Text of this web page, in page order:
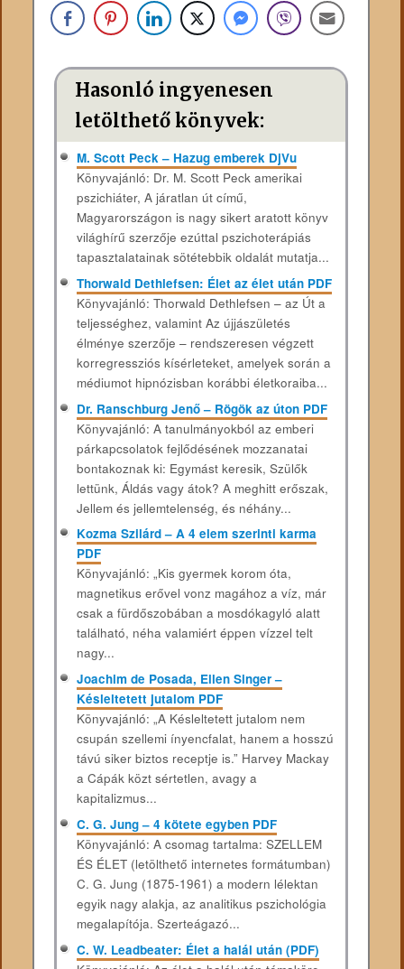
Hasonló ingyenesen
letölthető könyvek:
M. Scott Peck – Hazug emberek DjVu
Könyvajánló: Dr. M. Scott Peck amerikai
pszichiáter, A járatlan út című,
Magyarországon is nagy sikert aratott könyv
világhírű szerzője ezúttal pszichoterápiás
tapasztalatainak sötétebbik oldalát mutatja...
Thorwald Dethlefsen: Élet az élet után PDF
Könyvajánló: Thorwald Dethlefsen – az Út a
teljességhez, valamint Az újjászületés
élménye szerzője – rendszeresen végzett
korregressziós kísérleteket, amelyek során a
médiumot hipnózisban korábbi életkoraiba...
Dr. Ranschburg Jenő – Rögök az úton PDF
Könyvajánló: A tanulmányokból az emberi
párkapcsolatok fejlődésének mozzanatai
bontakoznak ki: Egymást keresik, Szülők
lettünk, Áldás vagy átok? A meghitt erőszak,
Jellem és jellemtelenség, és néhány...
Kozma Szilárd – A 4 elem szerinti karma
PDF
Könyvajánló: „Kis gyermek korom óta,
magnetikus erővel vonz magához a víz, már
csak a fürdőszobában a mosdókagyló alatt
található, néha valamiért éppen vízzel telt
nagy...
Joachim de Posada, Ellen Singer –
Késleltetett jutalom PDF
Könyvajánló: „A Késleltetett jutalom nem
csupán szellemi ínyencfalat, hanem a hosszú
távú siker biztos receptje is.” Harvey Mackay
a Cápák közt sértetlen, avagy a
kapitalizmus...
C. G. Jung – 4 kötete egyben PDF
Könyvajánló: A csomag tartalma: SZELLEM
ÉS ÉLET (letölthető internetes formátumban)
C. G. Jung (1875-1961) a modern lélektan
egyik nagy alakja, az analitikus pszichológia
megalapítója. Szerteágazó...
C. W. Leadbeater: Élet a halál után (PDF)